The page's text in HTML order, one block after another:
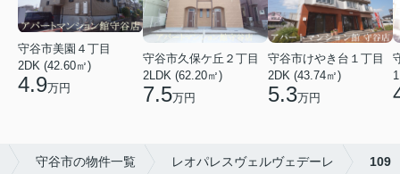
守谷市美園４丁目
2DK (42.60㎡)
4.9万円
守谷市久保ケ丘２丁目
2LDK (62.20㎡)
7.5万円
守谷市けやき台１丁目
2DK (43.74㎡)
5.3万円
守谷市の物件一覧 レオパレスヴェルヴェデーレ 109